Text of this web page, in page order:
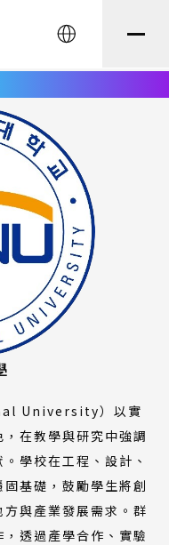
English
University）以實
在教學與研究中強調
學校在工程、設計、
基礎，鼓勵學生將創
與產業發展需求。群
透過產學合作、實驗